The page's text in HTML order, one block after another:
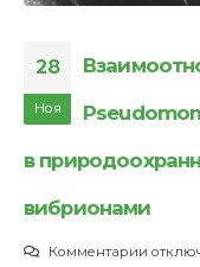
28
Ноя
в
вибрионами
Комментариик